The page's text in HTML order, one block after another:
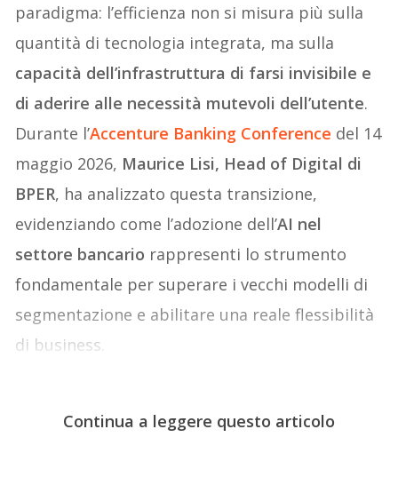
paradigma: l’efficienza non si misura più sulla
quantità di tecnologia integrata, ma sulla
capacità dell’infrastruttura di farsi invisibile e
di aderire alle necessità mutevoli dell’utente.
Durante l’Accenture Banking Conference del 14
maggio 2026, Maurice Lisi, Head of Digital di
BPER, ha analizzato questa transizione,
evidenziando come l’adozione dell’AI nel
settore bancario rappresenti lo strumento
fondamentale per superare i vecchi modelli di
segmentazione e abilitare una reale flessibilità
di business.
Continua a leggere questo articolo